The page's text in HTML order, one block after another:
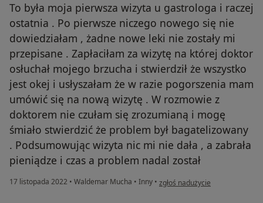
To była moja pierwsza wizyta u gastrologa i raczej
ostatnia . Po pierwsze niczego nowego się nie
dowiedziałam , żadne nowe leki nie zostały mi
przepisane . Zapłaciłam za wizytę na której doktor
osłuchał mojego brzucha i stwierdził że wszystko
jest okej i usłyszałam że w razie pogorszenia mam
umówić się na nową wizytę . W rozmowie z
doktorem nie czułam się zrozumianą i mogę
śmiało stwierdzić że problem był bagatelizowany
. Podsumowując wizyta nic mi nie dała , a zabrała
pieniądze i czas a problem nadal został
17 listopada 2022 • Waldemar Mucha • Inny • w opinii użytkownika M.G
zgłoś nadużycie